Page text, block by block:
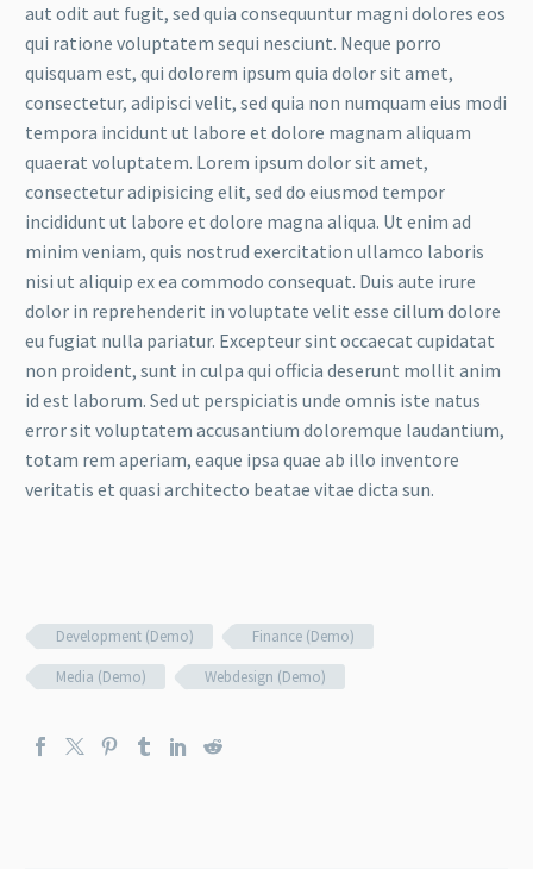
aut odit aut fugit, sed quia consequuntur magni dolores eos
qui ratione voluptatem sequi nesciunt. Neque porro
quisquam est, qui dolorem ipsum quia dolor sit amet,
consectetur, adipisci velit, sed quia non numquam eius modi
tempora incidunt ut labore et dolore magnam aliquam
quaerat voluptatem. Lorem ipsum dolor sit amet,
consectetur adipisicing elit, sed do eiusmod tempor
incididunt ut labore et dolore magna aliqua. Ut enim ad
minim veniam, quis nostrud exercitation ullamco laboris
nisi ut aliquip ex ea commodo consequat. Duis aute irure
dolor in reprehenderit in voluptate velit esse cillum dolore
eu fugiat nulla pariatur. Excepteur sint occaecat cupidatat
non proident, sunt in culpa qui officia deserunt mollit anim
id est laborum. Sed ut perspiciatis unde omnis iste natus
error sit voluptatem accusantium doloremque laudantium,
totam rem aperiam, eaque ipsa quae ab illo inventore
veritatis et quasi architecto beatae vitae dicta sun.
Development (Demo)
Finance (Demo)
Media (Demo)
Webdesign (Demo)